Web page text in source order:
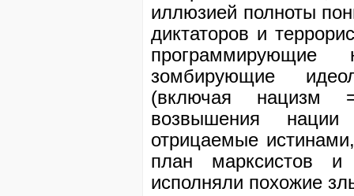
иллюзией полноты
диктаторов и
программирующие
зомбирующие
(включая нацизм
возвышения
отрицаемые
план марксистов и
исполняли похожие